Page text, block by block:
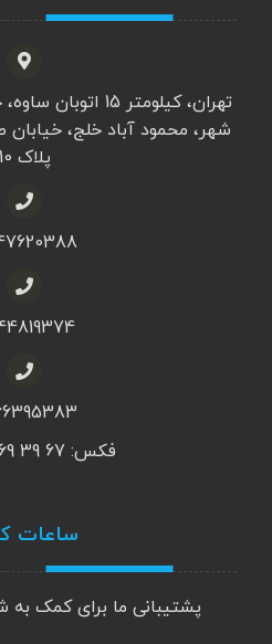
تهران، کیلومتر
شهر، محمود آباد خلج،
پلاک 10
فکس: 67 39 69 42 - 021
ساعات
پشتیبانی ما برای کمک